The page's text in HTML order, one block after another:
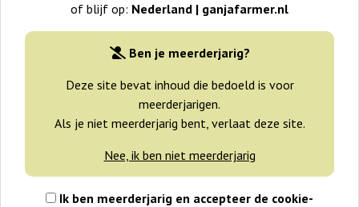
of blijf op: Nederland | ganjafarmer.nl
Ben je meerderjarig?
Deze site bevat inhoud die bedoeld is voor
meerderjarigen.
Als je niet meerderjarig bent, verlaat deze site.
Nee, ik ben niet meerderjarig
Ik ben meerderjarig en accepteer de cookie-